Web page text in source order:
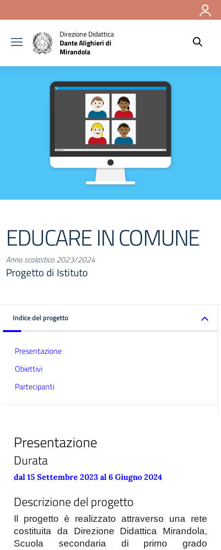
Direzione Didattica
Dante Alighieri di
Mirandola
EDUCARE IN COMUNE
Anno scolastico 2023/2024
Progetto di Istituto
Indice del progetto
Presentazione
Obiettivi
Partecipanti
Presentazione
Durata
dal 15 Settembre 2023 al 6 Giugno 2024
Descrizione del progetto
Il progetto è realizzato attraverso una rete
costituita da Direzione Didattica Mirandola,
Scuola secondaria di primo grado